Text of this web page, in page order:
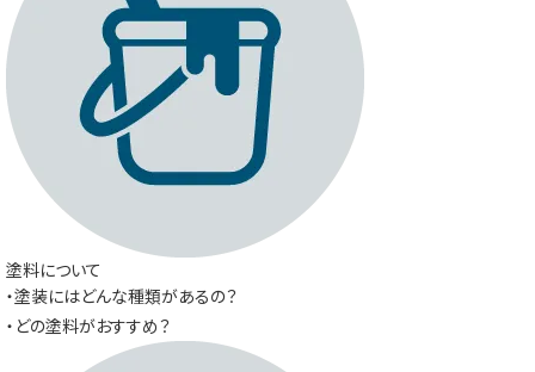
塗料について
・塗装にはどんな種類があるの？
・どの塗料がおすすめ？